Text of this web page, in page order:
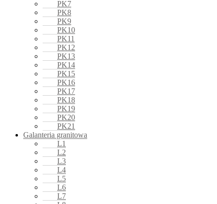
PK7
PK8
PK9
PK10
PK11
PK12
PK13
PK14
PK15
PK16
PK17
PK18
PK19
PK20
PK21
Galanteria granitowa
L1
L2
L3
L4
L5
L6
L7